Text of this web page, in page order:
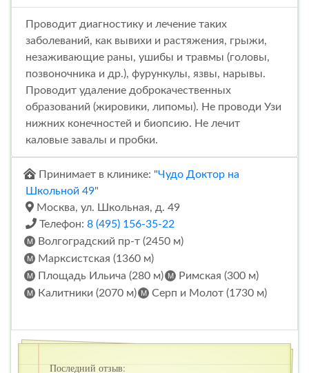
Проводит диагностику и лечение таких
заболеваний, как вывихи и растяжения, грыжи,
незаживающие раны, ушибы и травмы (головы,
позвоночника и др.), фурункулы, язвы, нарывы.
Проводит удаление доброкачественных
образований (жировики, липомы). Не проводи Узи
нижних конечностей и биопсию. Не лечит
каловые завалы и пробки.
Принимает в клинике: "Чудо Доктор на
Школьной 49"
Москва, ул. Школьная, д. 49
Телефон: 8 (495) 156-35-22
Волгоградский пр-т (2450 м)
Марксистская (1360 м)
Площадь Ильича (280 м)
Римская (300 м)
Калитники (2070 м)
Серп и Молот (1730 м)
Последний отзыв: